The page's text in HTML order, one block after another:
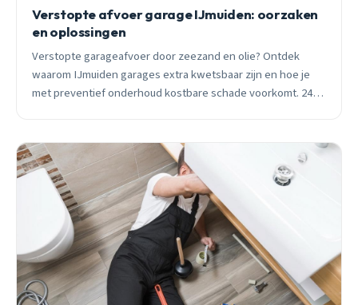
Verstopte afvoer garage IJmuiden: oorzaken
en oplossingen
Verstopte garageafvoer door zeezand en olie? Ontdek
waarom IJmuiden garages extra kwetsbaar zijn en hoe je
met preventief onderhoud kostbare schade voorkomt. 24/7